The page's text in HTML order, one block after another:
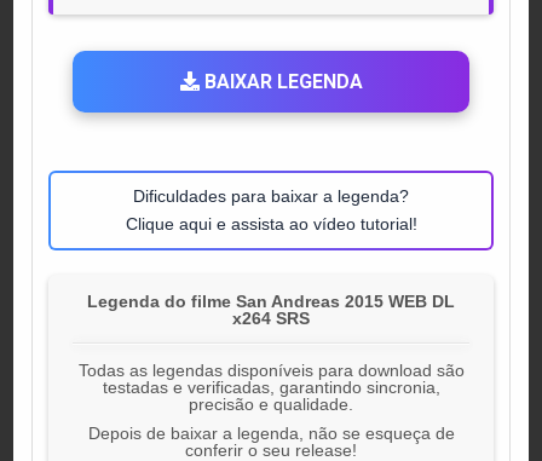
BAIXAR LEGENDA
Dificuldades para baixar a legenda?
Clique aqui e assista ao vídeo tutorial!
Legenda do filme San Andreas 2015 WEB DL
x264 SRS
Todas as legendas disponíveis para download são
testadas e verificadas, garantindo sincronia,
precisão e qualidade.
Depois de baixar a legenda, não se esqueça de
conferir o seu release!